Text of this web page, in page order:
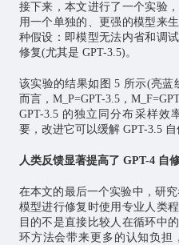
接下来，本文进行了一个实验
用一个单独的、更强的模型来
种假设：即模型无法内省和调
修复(尤其是 GPT-3.5)。
该实验的结果如图 5 所示(亮
而言，M_P=GPT-3.5，
GPT-3.5 的独立同分布采样效
要，改进它可以缓解 GPT-3.5 自
人类反馈显著提高了 GPT-4 自
在本文的最后一个实验中，研
模型进行修复时使用专业人类
目的不是直接比较人在循环中
环方法会带来更多的认知负担